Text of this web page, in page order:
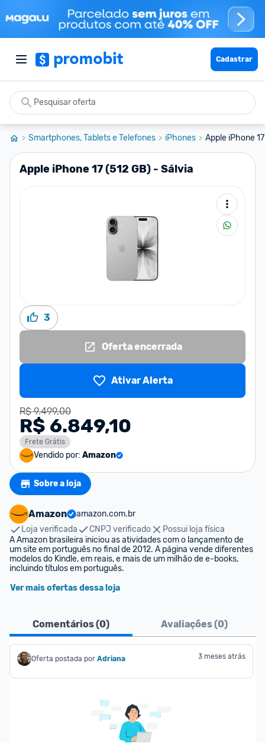
Cadastrar
Smartphones, Tablets e Telefones iPhones Apple iPhone
Apple iPhone 17 (512 GB) - Sálvia
3
Oferta encerrada
Ativar Alerta
R$ 9.499,00
R$ 6.849,10
Frete Grátis
Vendido por: Amazon
Sobre a loja
Amazon
amazon.com.br
Loja verificada
CNPJ verificado
Possui loja física
A Amazon brasileira iniciou as atividades com o lançamento de
um site em português no final de 2012. A página vende diferentes
modelos do Kindle, em reais, e mais de um milhão de e-books,
incluindo títulos em português.
Ver mais ofertas dessa loja
Comentários (0) Avaliações (0)
Oferta postada por Adriana 3 meses atrás